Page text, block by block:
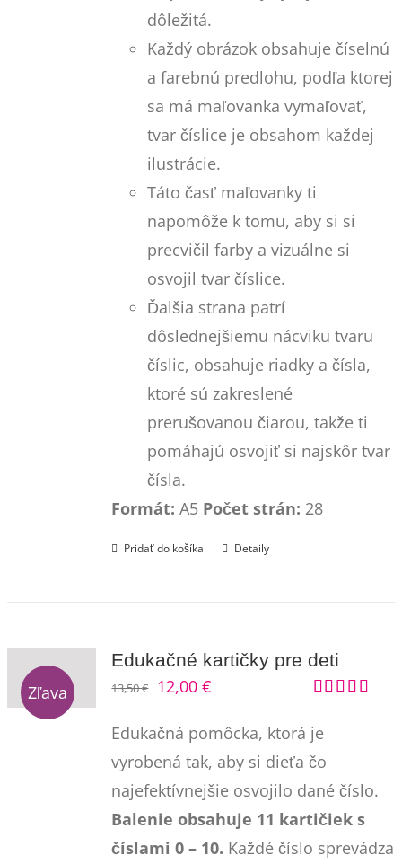
dôležitá.
Každý obrázok obsahuje číselnú
a farebnú predlohu, podľa ktorej
sa má maľovanka vymaľovať,
tvar číslice je obsahom každej
ilustrácie.
Táto časť maľovanky ti
napomôže k tomu, aby si si
precvičil farby a vizuálne si
osvojil tvar číslice.
Ďalšia strana patrí
dôslednejšiemu nácviku tvaru
číslic, obsahuje riadky a čísla,
ktoré sú zakreslené
prerušovanou čiarou, takže ti
pomáhajú osvojiť si najskôr tvar
čísla.
Formát: A5 Počet strán: 28
Pridať do košíka Detaily
Zľava
Edukačné kartičky pre deti
5.00
13,50€
Pôvodná
bola:
13,50 €.
12,00€Aktuálna
je:
12,00 €.
Edukačná pomôcka, ktorá je
vyrobená tak, aby si dieťa čo
najefektívnejšie osvojilo dané číslo.
Balenie obsahuje 11 kartičiek s
číslami 0 – 10. Každé číslo sprevádza